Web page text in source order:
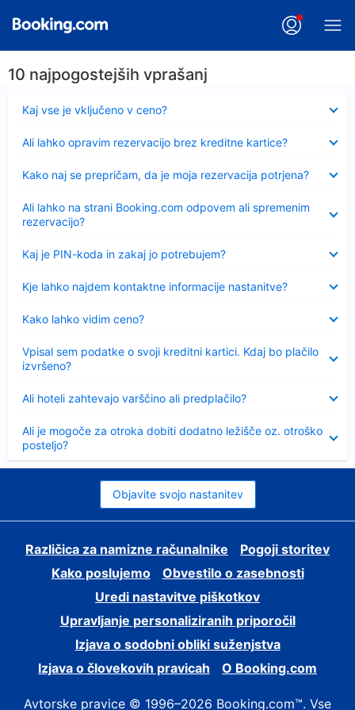
10 najpogostejših vprašanj
Kaj vse je vključeno v ceno?
Ali lahko opravim rezervacijo brez kreditne kartice?
Kako naj se prepričam, da je moja rezervacija potrjena?
Ali lahko na strani Booking.com odpovem ali spremenim
rezervacijo?
Kaj je PIN-koda in zakaj jo potrebujem?
Kje lahko najdem kontaktne informacije nastanitve?
Kako lahko vidim ceno?
Vpisal sem podatke o svoji kreditni kartici. Kdaj bo plačilo
izvršeno?
Ali hoteli zahtevajo varščino ali predplačilo?
Ali je mogoče za otroka dobiti dodatno ležišče oz. otroško
posteljo?
Objavite svojo nastanitev
Različica za namizne računalnike
Pogoji storitev
Kako poslujemo
Obvestilo o zasebnosti
Uredi nastavitve piškotkov
Upravljanje personaliziranih priporočil
Izjava o sodobni obliki suženjstva
Izjava o človekovih pravicah
O Booking.com
Avtorske pravice © 1996–2026 Booking.com™. Vse